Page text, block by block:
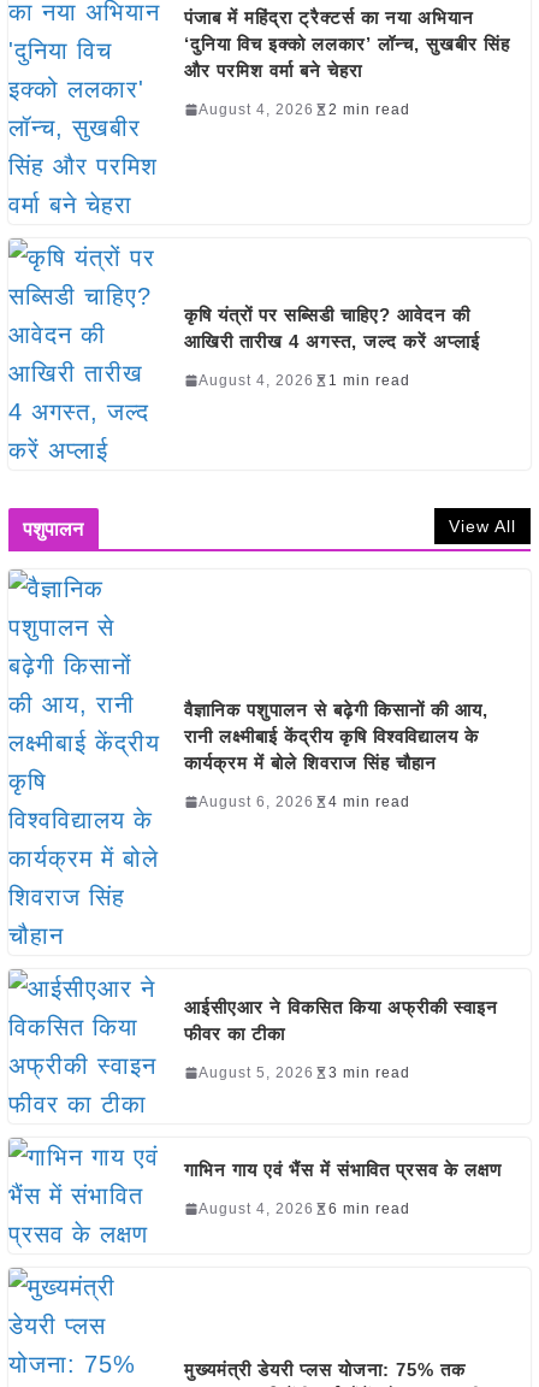
पंजाब में महिंद्रा ट्रैक्टर्स का नया अभियान
‘दुनिया विच इक्को ललकार’ लॉन्च, सुखबीर सिंह
और परमिश वर्मा बने चेहरा
August 4, 2026 2 min read
कृषि यंत्रों पर सब्सिडी चाहिए? आवेदन की
आखिरी तारीख 4 अगस्त, जल्द करें अप्लाई
August 4, 2026 1 min read
पशुपालन View All
वैज्ञानिक पशुपालन से बढ़ेगी किसानों की आय,
रानी लक्ष्मीबाई केंद्रीय कृषि विश्वविद्यालय के
कार्यक्रम में बोले शिवराज सिंह चौहान
August 6, 2026 4 min read
आईसीएआर ने विकसित किया अफ्रीकी स्वाइन
फीवर का टीका
August 5, 2026 3 min read
गाभिन गाय एवं भैंस में संभावित प्रसव के लक्षण
August 4, 2026 6 min read
मुख्यमंत्री डेयरी प्लस योजना: 75% तक